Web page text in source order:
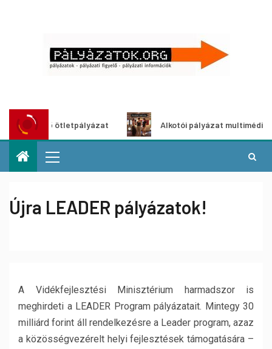
ötletpályázat Alkotói pályázat multimédia-
Újra LEADER pályázatok!
A Vidékfejlesztési Minisztérium harmadszor is
meghirdeti a LEADER Program pályázatait. Mintegy 30
milliárd forint áll rendelkezésre a Leader program, azaz
a közösségvezérelt helyi fejlesztések támogatására –